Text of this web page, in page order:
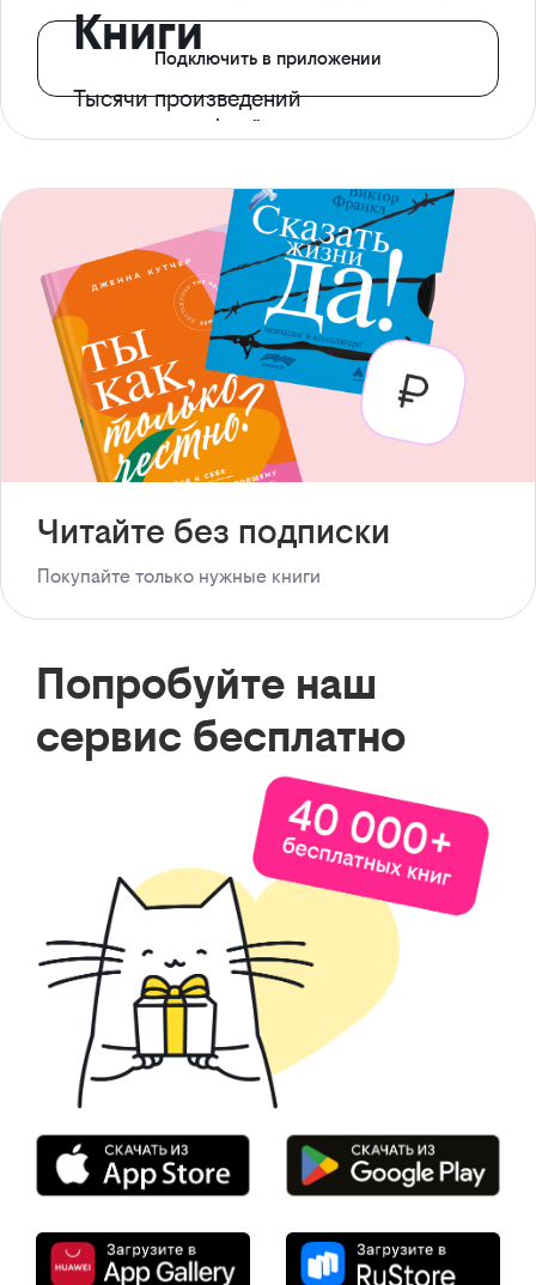
Книги
Тысячи произведений
с доступом офлайн
Подключить в приложении
Читайте без подписки
Покупайте только нужные книги
Попробуйте наш
сервис бесплатно